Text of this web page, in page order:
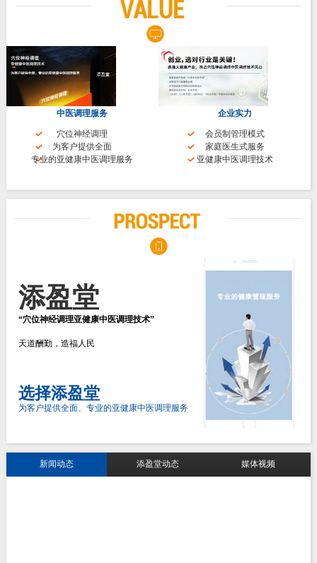
中医调理服务
穴位神经调理
为客户提供全面
专业的亚健康中医调理服务
企业实力
会员制管理模式
家庭医生式服务
亚健康中医调理技术
添盈堂
“穴位神经调理亚健康中医调理技术”
天道酬勤，造福人民
选择添盈堂
为客户提供全面、专业的亚健康中医调理服务
新闻动态 添盈堂动态 媒体视频